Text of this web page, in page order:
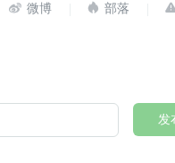
 
发